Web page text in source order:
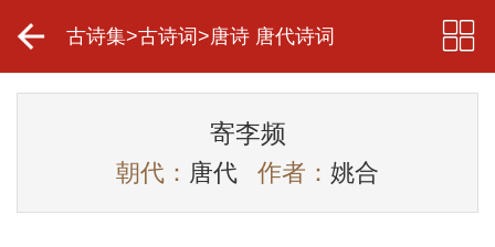
古诗集>古诗词 >唐诗 唐代诗词
寄李频
朝代： 唐代 作者： 姚合